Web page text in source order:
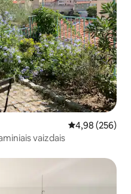
Vidutinis
4,98 (256)
vaizdais